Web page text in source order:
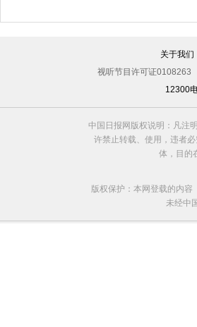
利比亚法庭开审卡扎菲政权高官
关于我们
视听节目许可证0108263
12300
中国日报网版权说明：凡注
许禁止转载、使用，违者
体，目的
版权保护：本网登载的内
未经中